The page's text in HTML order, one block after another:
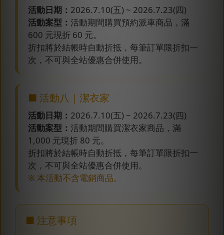
活動日期： 2026.7.10(五) ~ 2026.7.23(四)
活動案型： 活動期間購買預約派車商品，滿
600 元現折 60 元。
折扣將於結帳時自動折抵，每筆訂單限折扣一
次，不可與全站優惠合併使用。
■ 活動八｜潔衣家
活動日期： 2026.7.10(五) ~ 2026.7.23(四)
活動案型： 活動期間購買潔衣家商品，滿
1,000 元現折 80 元。
折扣將於結帳時自動折抵，每筆訂單限折扣一
次，不可與全站優惠合併使用。
※ 本活動不含電銷商品。
■ 注意事項